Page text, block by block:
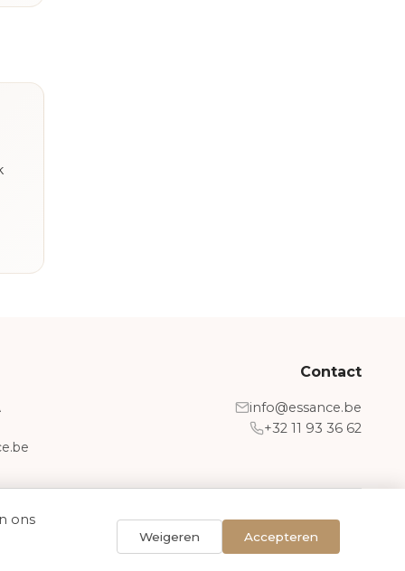
Contact
info@essance.be
+32 11 93 36 62
ons
Weigeren Accepteren